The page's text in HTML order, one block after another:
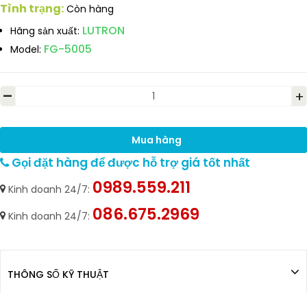
Tình trạng: Còn hàng
Hãng sản xuất: LUTRON
Model: FG-5005
- +
Mua hàng
Gọi đặt hàng để được hỗ trợ giá tốt nhất
Kinh doanh 24/7: 0989.559.211
Kinh doanh 24/7: 086.675.2969
THÔNG SỐ KỸ THUẬT